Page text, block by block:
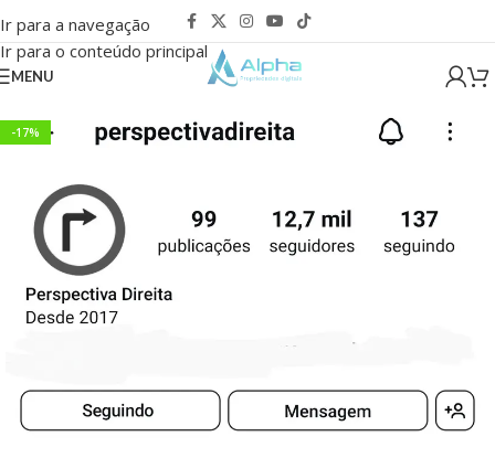
Ir para a navegação
Ir para o conteúdo principal
MENU
-17%